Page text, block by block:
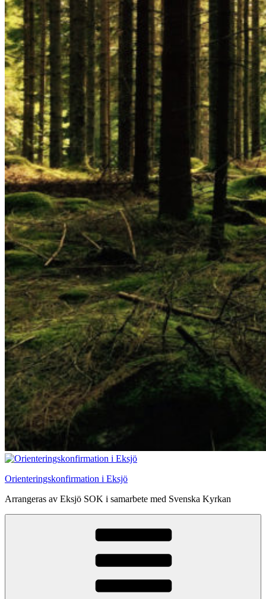
Orienteringskonfirmation i Eksjö
Arrangeras av Eksjö SOK i samarbete med Svenska Kyrkan